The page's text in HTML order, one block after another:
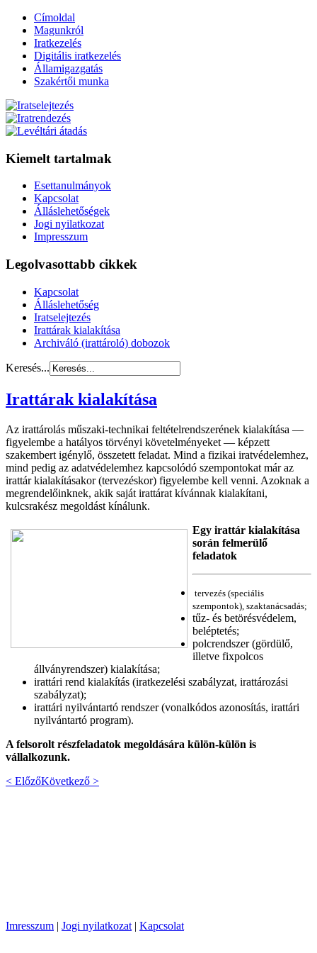
Címoldal
Magunkról
Iratkezelés
Digitális iratkezelés
Államigazgatás
Szakértői munka
Kiemelt tartalmak
Esettanulmányok
Kapcsolat
Álláslehetőségek
Jogi nyilatkozat
Impresszum
Legolvasottabb cikkek
Kapcsolat
Álláslehetőség
Iratselejtezés
Irattárak kialakítása
Archiváló (irattároló) dobozok
Keresés...
Irattárak kialakítása
Az irattárolás műszaki-technikai feltételrendszerének kialakítása —
figyelembe a hatályos törvényi követelményeket — képzett
szakembert igénylő, összetett feladat. Mind a fizikai iratvédelemhez,
mind pedig az adatvédelemhez kapcsolódó szempontokat már az
irattár kialakításakor (tervezéskor) figyelembe kell venni. Azoknak a
megrendelőinknek, akik saját irattárat kívánnak kialakítani,
kulcsrakész megoldást kínálunk.
Egy irattár kialakítása
során felmerülő
feladatok
tervezés (speciális
szempontok), szaktanácsadás;
tűz- és betörésvédelem,
beléptetés;
polcrendszer (gördülő,
illetve fixpolcos
állványrendszer) kialakítása;
irattári rend kialakítás (iratkezelési szabályzat, irattározási
szabályzat);
irattári nyilvántartó rendszer (vonalkódos azonosítás, irattári
nyilvántartó program).
A felsorolt részfeladatok megoldására külön-külön is
vállalkozunk.
< ElőzőKövetkező >
Imresszum | Jogi nyilatkozat | Kapcsolat